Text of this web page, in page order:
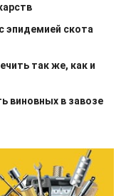
эпидемией скота
так же, как и
виновных в завозе